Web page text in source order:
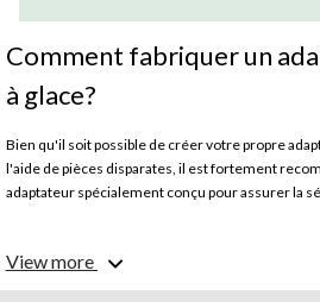
Comment fabriquer un
à glace?
Bien qu'il soit possible de créer votre propre
l'aide de pièces disparates, il est fortement
adaptateur spécialement conçu pour assurer la
En général, la plupart des lames de tarière à glace
Bien que certains modèles de tarière et certains
View more